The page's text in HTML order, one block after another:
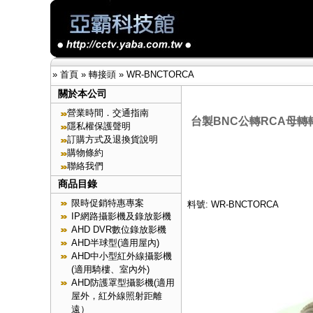
» 首頁 » 轉接頭 » WR-BNCTORCA
關於本公司
營業時間．交通指南
隱私權保護聲明
訂購方式及退換貨說明
購物條約
聯絡我們
商品目錄
限時促銷特惠專案
IP網路攝影機及錄放影機
AHD DVR數位錄放影機
AHD半球型(適用屋內)
AHD中小型紅外線攝影機
(適用騎樓、室內外)
AHD防護罩型攝影機(適用
屋外，紅外線照射距離
遠）
台製BNC公轉RCA母轉
料號: WR-BNCTORCA